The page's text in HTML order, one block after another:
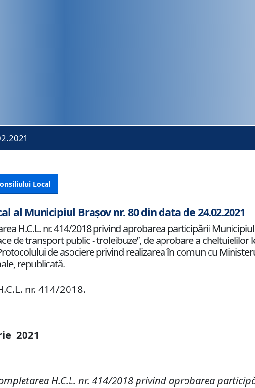
Local
al Municipiul Brașov nr. 80 din data de 24.02.2021
H.C.L. nr. 414/2018 privind aprobarea participării
de transport public - troleibuze”, de aprobare a
de asociere privind realizarea în comun cu
republicată.
nr. 414/2018.
2021
H.C.L. nr. 414/2018 privind aprobarea